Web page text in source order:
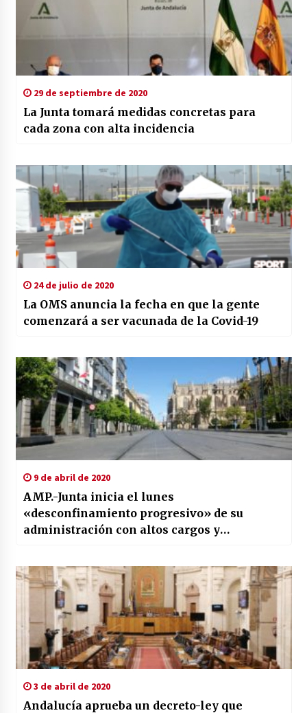
29 de septiembre de 2020
La Junta tomará medidas concretas para
cada zona con alta incidencia
24 de julio de 2020
La OMS anuncia la fecha en que la gente
comenzará a ser vacunada de la Covid-19
9 de abril de 2020
AMP.-Junta inicia el lunes
«desconfinamiento progresivo» de su
administración con altos cargos y
3 de abril de 2020
Andalucía aprueba un decreto-ley que